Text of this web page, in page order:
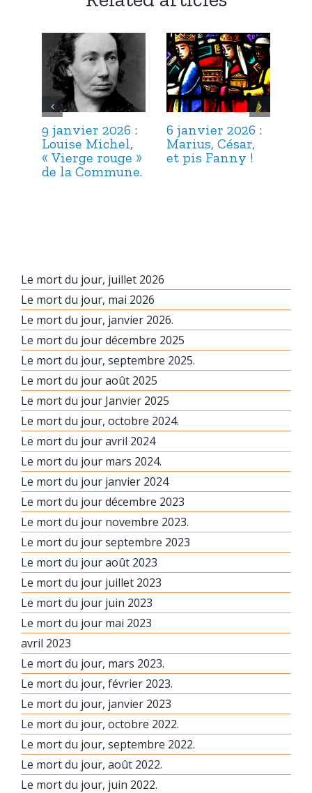
9 janvier 2026 :
Louise Michel,
« Vierge rouge »
de la Commune.
6 janvier 2026 :
Marius, César,
et pis Fanny !
Le mort du jour, juillet 2026
Le mort du jour, mai 2026
Le mort du jour, janvier 2026.
Le mort du jour décembre 2025
Le mort du jour, septembre 2025.
Le mort du jour août 2025
Le mort du jour Janvier 2025
Le mort du jour, octobre 2024.
Le mort du jour avril 2024
Le mort du jour mars 2024.
Le mort du jour janvier 2024
Le mort du jour décembre 2023
Le mort du jour novembre 2023.
Le mort du jour septembre 2023
Le mort du jour août 2023
Le mort du jour juillet 2023
Le mort du jour juin 2023
Le mort du jour mai 2023
avril 2023
Le mort du jour, mars 2023.
Le mort du jour, février 2023.
Le mort du jour, janvier 2023
Le mort du jour, octobre 2022.
Le mort du jour, septembre 2022.
Le mort du jour, août 2022.
Le mort du jour, juin 2022.